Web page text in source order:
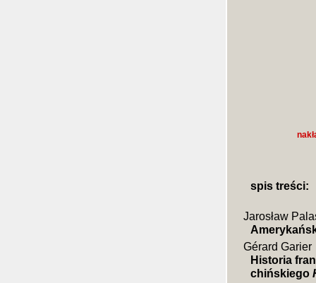
spis treści:
Jarosław
Gérard Garier
Historia
chińskiego